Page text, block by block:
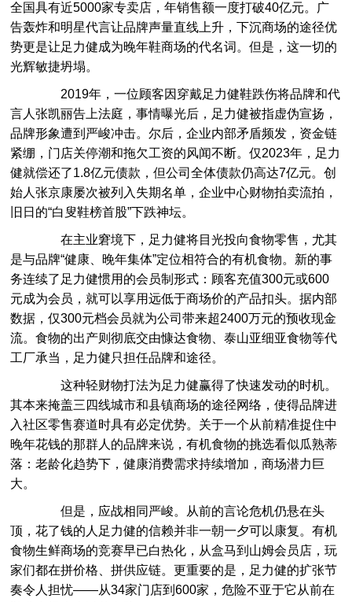
全国具有近5000家专卖店，年销售额一度打破40亿元。广
告轰炸和明星代言让品牌声量直线上升，下沉商场的途径优
势更是让足力健成为晚年鞋商场的代名词。但是，这一切的
光辉敏捷坍塌。
2019年，一位顾客因穿戴足力健鞋跌伤将品牌和代
言人张凯丽告上法庭，事情曝光后，足力健被指虚伪宣扬，
品牌形象遭到严峻冲击。尔后，企业内部矛盾频发，资金链
紧绷，门店关停潮和拖欠工资的风闻不断。仅2023年，足力
健就偿还了1.8亿元债款，但公司全体债款仍高达7亿元。创
始人张京康屡次被列入失期名单，企业中心财物拍卖流拍，
旧日的“白叟鞋榜首股”下跌神坛。
在主业窘境下，足力健将目光投向食物零售，尤其
是与品牌“健康、晚年集体”定位相符合的有机食物。新的事
务连续了足力健惯用的会员制形式：顾客充值300元或600
元成为会员，就可以享用远低于商场价的产品扣头。据内部
数据，仅300元档会员就为公司带来超2400万元的预收现金
流。食物的出产则彻底交由慷达食物、泰山亚细亚食物等代
工厂承当，足力健只担任品牌和途径。
这种轻财物打法为足力健赢得了快速发动的时机。
其本来掩盖三四线城市和县镇商场的途径网络，使得品牌进
入社区零售赛道时具有必定优势。关于一个从前精准捉住中
晚年花钱的那群人的品牌来说，有机食物的挑选看似瓜熟蒂
落：老龄化趋势下，健康消费需求持续增加，商场潜力巨
大。
但是，应战相同严峻。从前的言论危机仍悬在头
顶，花了钱的人足力健的信赖并非一朝一夕可以康复。有机
食物生鲜商场的竞赛早已白热化，从盒马到山姆会员店，玩
家们都在拼价格、拼供应链。更重要的是，足力健的扩张节
奏令人担忧——从34家门店到600家，危险不亚于它从前在